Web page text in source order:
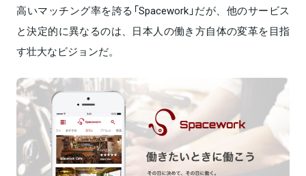
高いマッチング率を誇る「Spacework」だが、他のサービス
と決定的に異なるのは、日本人の働き方自体の変革を目指
す壮大なビジョンだ。